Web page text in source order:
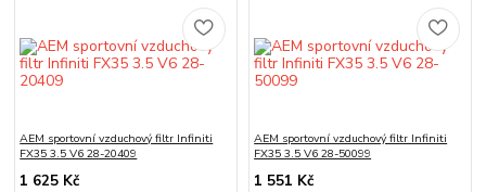
AEM sportovní vzduchový filtr Infiniti
FX35 3.5 V6 28-20409
1 625 Kč
AEM sportovní vzduchový filtr Infiniti
FX35 3.5 V6 28-50099
1 551 Kč